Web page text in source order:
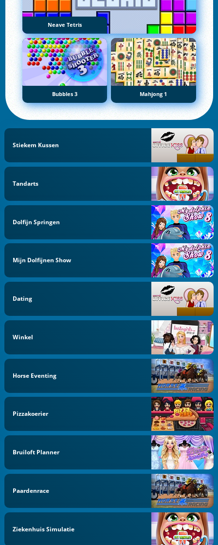
Neave Tetris
Bubbles 3 Mahjong 1
Stiekem Kussen
Tandarts
Dolfijn Springen
Mijn Dolfijnen Show
Dating
Winkel
Horse Eventing
Pizzakoerier
Bruiloft Planner
Paardenrace
Ziekenhuis Simulatie